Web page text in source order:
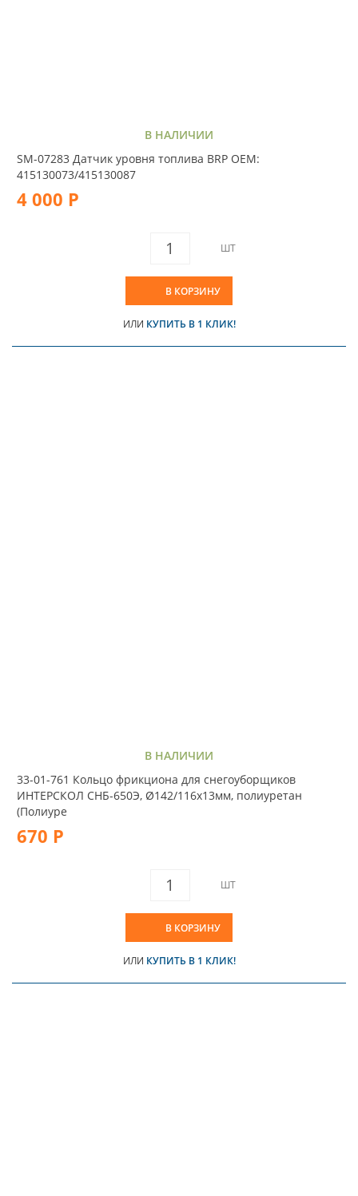
В НАЛИЧИИ
SM-07283 Датчик уровня топлива BRP OEM:
415130073/415130087
4 000 Р
ШТ
В КОРЗИНУ
ИЛИ КУПИТЬ В 1 КЛИК!
В НАЛИЧИИ
33-01-761 Кольцо фрикциона для снегоуборщиков
ИНТЕРСКОЛ СНБ-650Э, Ø142/116x13мм, полиуретан
(Полиуре
670 Р
ШТ
В КОРЗИНУ
ИЛИ КУПИТЬ В 1 КЛИК!